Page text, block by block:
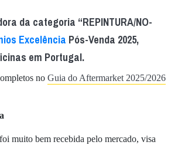
da categoria “REPINTURA/NO-
Excelência Pós-Venda 2025,
em Portugal.
no Guia do Aftermarket 2025/2026
muito bem recebida pelo mercado, visa